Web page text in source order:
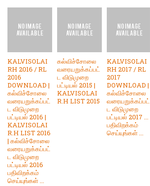
KALVISOLAI
RH 2016 / RL
2016
DOWNLOAD |
கல்விச்சோலை
வரையறுக்கப்பட்
ட விடுமுறை
பட்டியல் 2016 |
KALVISOLAI
R.H LIST 2016
| கல்விச்சோலை
வரையறுக்கப்பட்
ட விடுமுறை
பட்டியல் 2016
பதிவிறக்கம்
செய்யுங்கள் ...
கல்விச்சோலை
வரையறுக்கப்பட்
ட விடுமுறை
பட்டியல் 2015 |
KALVISOLAI
R.H LIST 2015
KALVISOLAI
RH 2017 / RL
2017
DOWNLOAD |
கல்விச்சோலை
வரையறுக்கப்பட்
ட விடுமுறை
பட்டியல் 2017 ...
பதிவிறக்கம்
செய்யுங்கள் ...